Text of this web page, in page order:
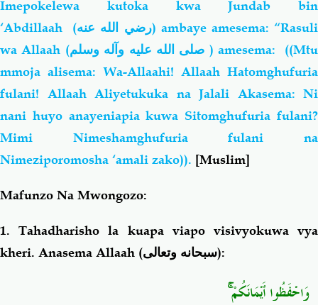
Imepokelewa kutoka kwa Jundab bin
‘Abdillaah (رضي الله عنه) ambaye amesema: “Rasuli
wa Allaah (صلى الله عليه وآله وسلم ) amesema: ((Mtu
mmoja alisema: Wa-Allaahi! Allaah Hatomghufuria
fulani! Allaah Aliyetukuka na Jalali Akasema: Ni
nani huyo anayeniapia kuwa Sitomghufuria fulani?
Mimi Nimeshamghufuria fulani na
Nimeziporomosha ‘amali zako)). [Muslim]
Mafunzo Na Mwongozo:
1. Tahadharisho la kuapa viapo visivyokuwa vya
kheri. Anasema Allaah (سبحانه وتعالى):
وَاحْفَظُوا أَيْمَانَكُمْ ۚ